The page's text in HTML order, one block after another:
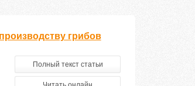
грибов
Полный текст статьи